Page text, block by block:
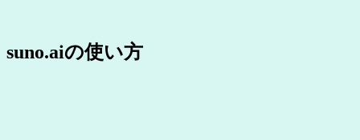
suno.aiの使い方